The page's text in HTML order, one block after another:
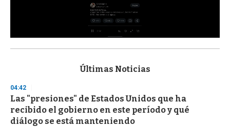
s
d
s
o
f
3
Últimas Noticias
04:42
Las "presiones" de Estados Unidos que ha
recibido el gobierno en este período y qué
diálogo se está manteniendo